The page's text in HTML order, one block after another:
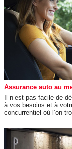
Assurance auto au
Il n’est pas facile de
à vos besoins et à
concurrentiel où l’on